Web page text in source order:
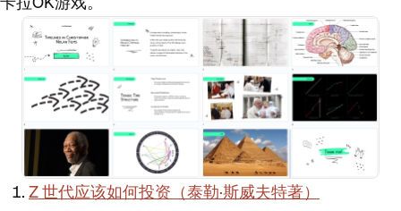
Z 世代应该如何投资（泰勒·斯威夫特著）